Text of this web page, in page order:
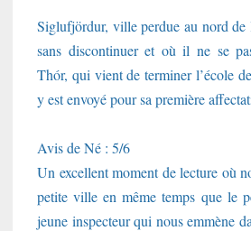
Siglufjördur, ville perdue au nord de
sans discontinuer et où il ne se
Thór, qui vient de terminer l’école
y est envoyé pour sa première
Avis de Né : 5/6
Un excellent moment de lecture où
petite ville en même temps que le
jeune inspecteur qui nous emmène